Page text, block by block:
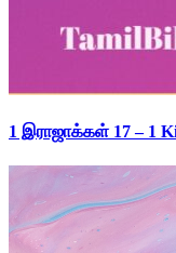
1 இராஜாக்கள் 17 – 1